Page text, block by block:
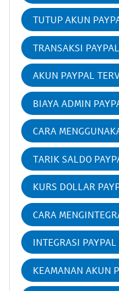
TUTUP AKUN
TRANSAKSI PAYPAL
AKUN PAYPAL
BIAYA ADMIN
CARA
TARIK SALDO
KURS DOLLAR
CARA
INTEGRASI
KEAMANAN AKUN